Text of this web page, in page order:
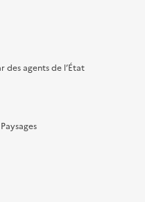
des agents de l’État